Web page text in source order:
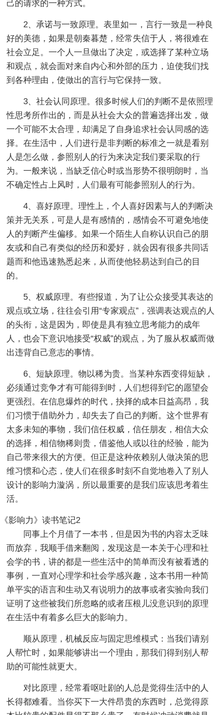
己的请求的一种方式。
2、承诺与一致原理。表里如一，言行一致是一种良
好的美德，如果是朝秦暮楚，经常失信于人，将很难在
社会立足。一个人一旦做出了决定，或选择了某种立场
和观点，就会面对来自内心和外部的压力，迫使我们找
到各种理由，使做出的言行与它保持一致。
3、社会认同原理。很多时候人们的判断不是依照理
性思考所作出的，而是从社会大众的普遍选择出发，做
一个可能不太合理，却满足了自身追求社会认同感的选
择。在生活中，人们进行是非判断的标准之一就是看别
人是怎么做，参照别人的行为来决定我们要采取的行
为。一般来说，当缺乏信心时或当形势不很明朗时，当
不确定性占上风时，人们最有可能参照别人的行为。
4、喜好原理。理性上，个人喜好因素与人的判断决
策并无关系，可是人是有感情的，感情会不可避免地使
人的判断产生偏移。如果一个陌生人自称认识自己的朋
友或和自己有类似的经历和爱好，就会因有很多共同话
题而和他迅速熟悉起来，从而使他轻易达到自己的目
的。
5、权威原理。有些报道，为了让公众接受其表达的
观点或立场，往往会引用“专家观点”，强调表达观点的人
的头衔，这是因为，即使是具有独立思考能力的成年
人，也会下意识地接受“权威”的观点，为了服从权威而做
出违背自己意志的事情。
6、短缺原理。物以稀为贵。当某种东西变得短缺，
必须通过竞争才有可能得到时，人们想得到它的愿望会
更强烈。在信息爆炸的时代，抉择的成本日益高昂，我
们习惯于借助外力，却失去了自己的判断。这个世界有
太多未知的事物，我们信任权威，信任朋友，相信大众
的选择，相信物稀则贵，借鉴他人或以往的经验，能为
自己带来很大的方便。但正是这种依赖别人做决策的思
维习惯和心态，使人们在很多时刻不自觉地卷入了别人
设计的影响力漩涡，所以最重要的是我们应该思考着生
活。
《影响力》读书笔记2
同事上个月借了一本书，但是因为书的内容太乏味
而放弃，我顺手借来翻阅，发现这是一本关于心理和社
会学的书，讲的都是一些生活中的简单而没有被看透的
事例，一直对心理学和社会学感兴趣，这本书用一种简
单平实的语言和生动又有说明力的故事或者实验向我们
证明了这些被我们所忽略的或者压根儿没意识到的原理
在生活中有着多么巨大的影响力。
顺从原理，机械反应与固定思维模式：当我们请别
人帮忙时，如果能够讲出一个理由，那我们得到别人帮
助的可能性就更大。
对比原理，经常看呕吐剧的人总是觉得生活中的人
长得都难看。当你买下一大件昂贵的东西时，总觉得原